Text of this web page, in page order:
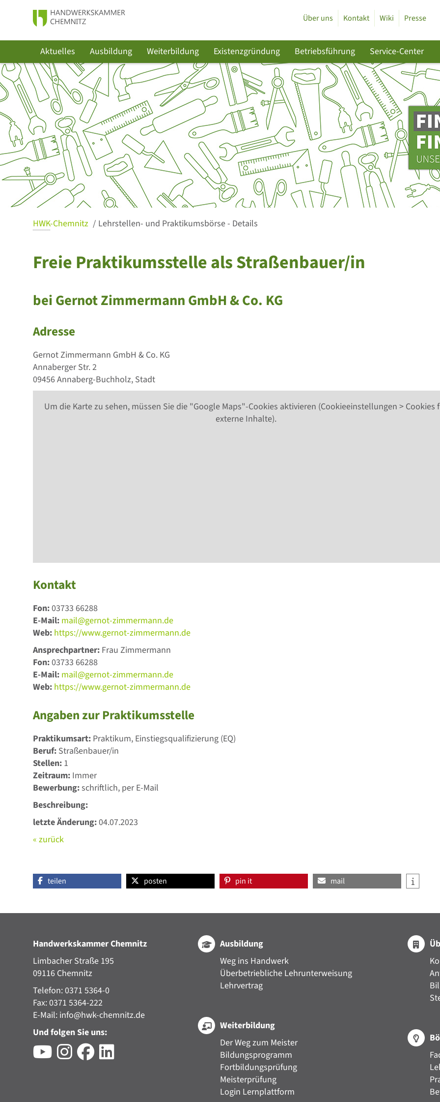
Über uns Kontakt Wiki Presse
Aktuelles Ausbildung Weiterbildung Existenzgründung Betriebsführung Service-Center
HWK-Chemnitz Lehrstellen- und Praktikumsbörse - Details
Freie Praktikumsstelle als Straßenbauer/in
bei Gernot Zimmermann GmbH & Co. KG
Adresse
Gernot Zimmermann GmbH & Co. KG
Annaberger Str. 2
09456 Annaberg-Buchholz, Stadt
Um die Karte zu sehen, müssen Sie die "Google Maps"-Cookies aktivieren (Cookieeinstellungen > Cookies
externe Inhalte).
Kontakt
Fon:03733 66288
E-Mail: mail@gernot-zimmermann.de
Web: https://www.gernot-zimmermann.de
Ansprechpartner: Frau Zimmermann
Fon:03733 66288
E-Mail: mail@gernot-zimmermann.de
Web: https://www.gernot-zimmermann.de
Angaben zur Praktikumsstelle
Praktikumsart: Praktikum, Einstiegsqualifizierung (EQ)
Beruf: Straßenbauer/in
Stellen: 1
Zeitraum: Immer
Bewerbung:schriftlich, per E-Mail
Beschreibung:
letzte Änderung:04.07.2023
« zurück
teilen posten pin it mail
Handwerkskammer Chemnitz
Limbacher Straße 195
09116 Chemnitz
Telefon: 0371 5364-0
Fax: 0371 5364-222
E-Mail: info@hwk-chemnitz.de
Und folgen Sie uns:
Ausbildung
Weg ins Handwerk
Überbetriebliche Lehrunterweisung
Lehrvertrag
Weiterbildung
Der Weg zum Meister
Bildungsprogramm
Fortbildungsprüfung
Meisterprüfung
Login Lernplattform